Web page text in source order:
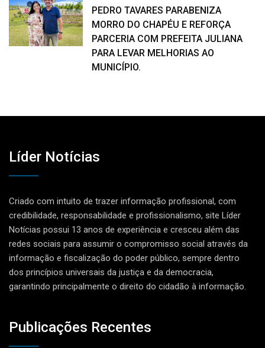
PEDRO TAVARES PARABENIZA
MORRO DO CHAPÉU E REFORÇA
PARCERIA COM PREFEITA JULIANA
PARA LEVAR MELHORIAS AO
MUNICÍPIO.
Líder Notícias
Criado com intuito de trazer informação profissional, com
credibilidade, responsabilidade e profissionalismo, site Líder
Notícias possui 13 anos de experiência e cresceu além das
redes sociais para assumir o compromisso social através da
informação e fiscalização do poder público, sempre dentro
dos princípios universais da justiça e da democracia,
garantindo principalmente o direito do cidadão à informação.
Publicações Recentes